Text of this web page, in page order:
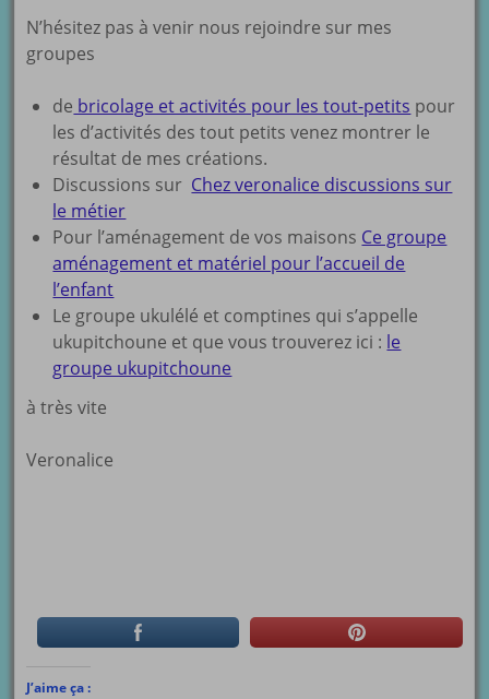
N’hésitez pas à venir nous rejoindre sur mes
groupes
de bricolage et activités pour les tout-petits pour
les d’activités des tout petits venez montrer le
résultat de mes créations.
Discussions sur Chez veronalice discussions sur
le métier
Pour l’aménagement de vos maisons Ce groupe
aménagement et matériel pour l’accueil de
l’enfant
Le groupe ukulélé et comptines qui s’appelle
ukupitchoune et que vous trouverez ici : le
groupe ukupitchoune
à très vite
Veronalice
J’aime ça :